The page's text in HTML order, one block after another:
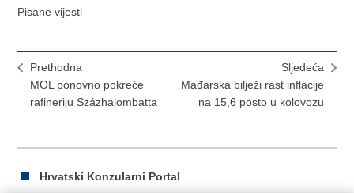
Pisane vijesti
Prethodna
MOL ponovno pokreće
rafineriju Százhalombatta
Sljedeća
Mađarska bilježi rast inflacije
na 15,6 posto u kolovozu
Hrvatski Konzularni Portal